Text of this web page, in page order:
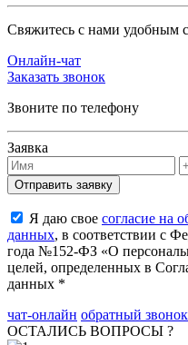
Cвяжитесь с нами удобным
Онлайн-чат
Заказать звонок
Звоните по телефону
Заявка
Я даю свое согласие на
данных, в соответствии с
года №152-ФЗ «О
целей, определенных в
данных *
чат-онлайн обратный звонок
ОСТАЛИСЬ ВОПРОСЫ ?